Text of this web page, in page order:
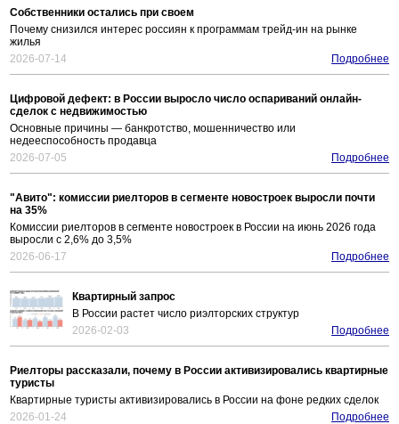
Собственники остались при своем
Почему снизился интерес россиян к программам трейд-ин на рынке
жилья
2026-07-14
Подробнее
Цифровой дефект: в России выросло число оспариваний онлайн-
сделок с недвижимостью
Основные причины — банкротство, мошенничество или
недееспособность продавца
2026-07-05
Подробнее
"Авито": комиссии риелторов в сегменте новостроек выросли почти
на 35%
Комиссии риелторов в сегменте новостроек в России на июнь 2026 года
выросли с 2,6% до 3,5%
2026-06-17
Подробнее
Квартирный запрос
В России растет число риэлторских структур
2026-02-03
Подробнее
Риелторы рассказали, почему в России активизировались квартирные
туристы
Квартирные туристы активизировались в России на фоне редких сделок
2026-01-24
Подробнее